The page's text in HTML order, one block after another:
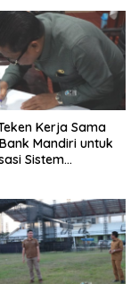
Kerja Sama
Mandiri untuk
Sistem